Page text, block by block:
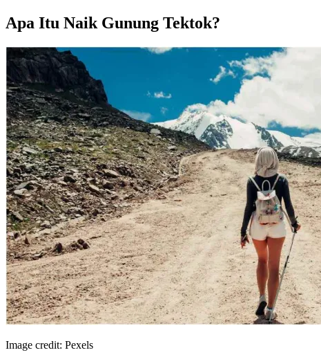
Apa Itu Naik Gunung Tektok?
Image credit: Pexels